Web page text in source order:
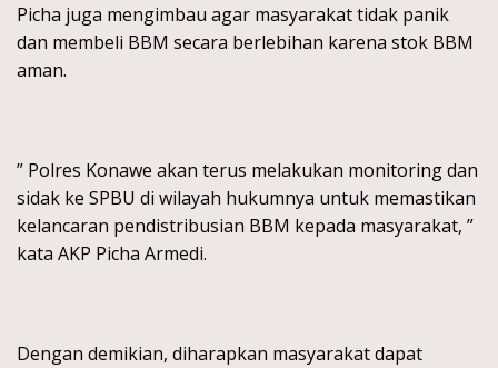
Picha juga mengimbau agar masyarakat tidak panik
dan membeli BBM secara berlebihan karena stok BBM
aman.
” Polres Konawe akan terus melakukan monitoring dan
sidak ke SPBU di wilayah hukumnya untuk memastikan
kelancaran pendistribusian BBM kepada masyarakat, ”
kata AKP Picha Armedi.
Dengan demikian, diharapkan masyarakat dapat